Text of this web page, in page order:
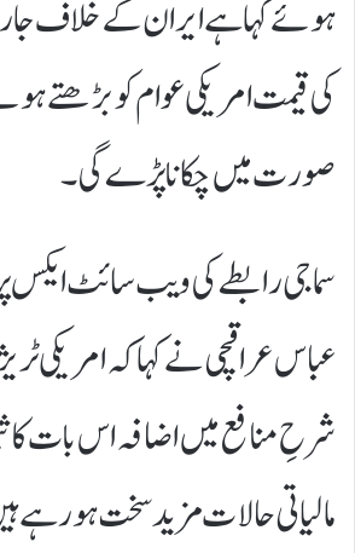
ہوئے کہا ہے ایران کے خلاف
کی قیمت امریکی عوام کو بڑھتے
صورت میں چکانا پڑے گی۔
سماجی رابطے کی ویب سائٹ ایکس
عباس عراقچی نے کہا کہ امریکی
شرحِ منافع میں اضافہ اس بات
مالیاتی حالات مزید سخت ہو رہے